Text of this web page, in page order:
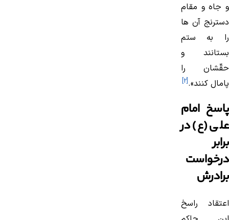
و جاه و مقام
دسترنج آن ها
را به ستم
بستانند و
حقّشان را
پامال كنند».[2]
پاسخ امام
علی (ع) در
برابر
درخواست
برادرش
اعتقاد راسخ